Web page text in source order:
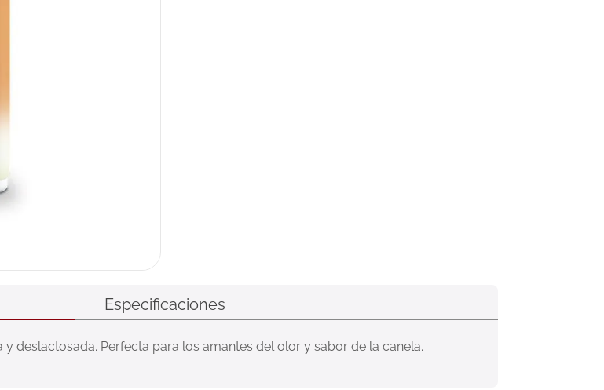
Especificaciones
deslactosada. Perfecta para los amantes del olor y sabor de la canela.